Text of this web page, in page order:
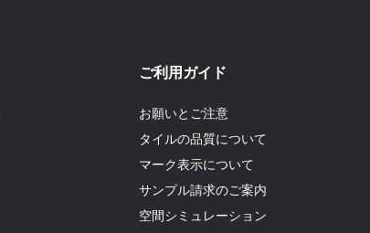
ご利用ガイド
お願いとご注意
タイルの品質について
マーク表示について
サンプル請求のご案内
空間シミュレーション